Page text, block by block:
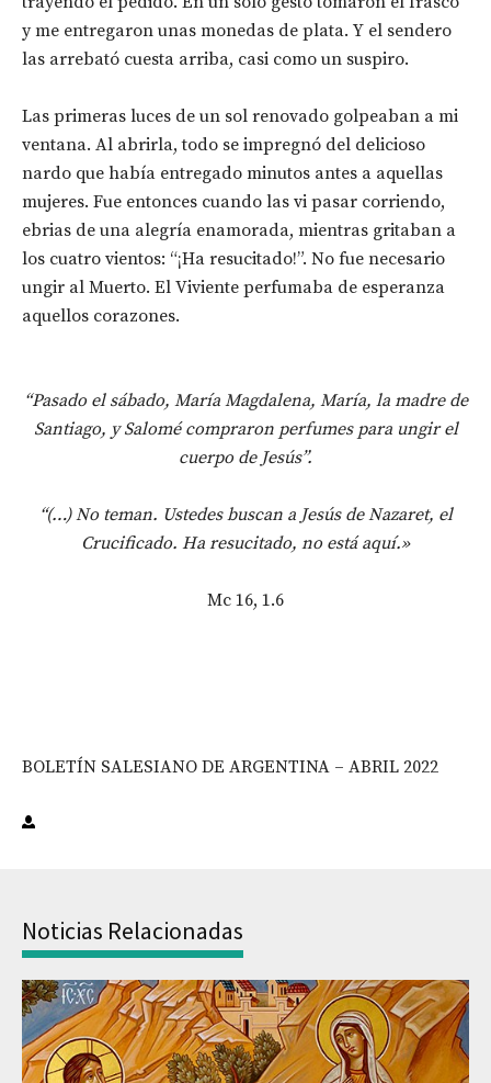
y me entregaron unas monedas de plata. Y el sendero
las arrebató cuesta arriba, casi como un suspiro.
Las primeras luces de un sol renovado golpeaban a mi
ventana. Al abrirla, todo se impregnó del delicioso
nardo que había entregado minutos antes a aquellas
mujeres. Fue entonces cuando las vi pasar corriendo,
ebrias de una alegría enamorada, mientras gritaban a
los cuatro vientos: “¡Ha resucitado!”. No fue necesario
ungir al Muerto. El Viviente perfumaba de esperanza
aquellos corazones.
“Pasado el sábado, María Magdalena, María, la madre de
Santiago, y Salomé compraron perfumes para ungir el
cuerpo de Jesús”.
“(…) No teman. Ustedes buscan a Jesús de Nazaret, el
Crucificado. Ha resucitado, no está aquí.»
Mc 16, 1.6
BOLETÍN SALESIANO DE ARGENTINA – ABRIL 2022
Noticias Relacionadas